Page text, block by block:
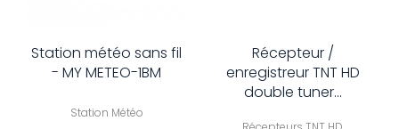
Station météo sans fil
- MY METEO-1BM
Station Météo
Récepteur /
enregistreur TNT HD
double tuner...